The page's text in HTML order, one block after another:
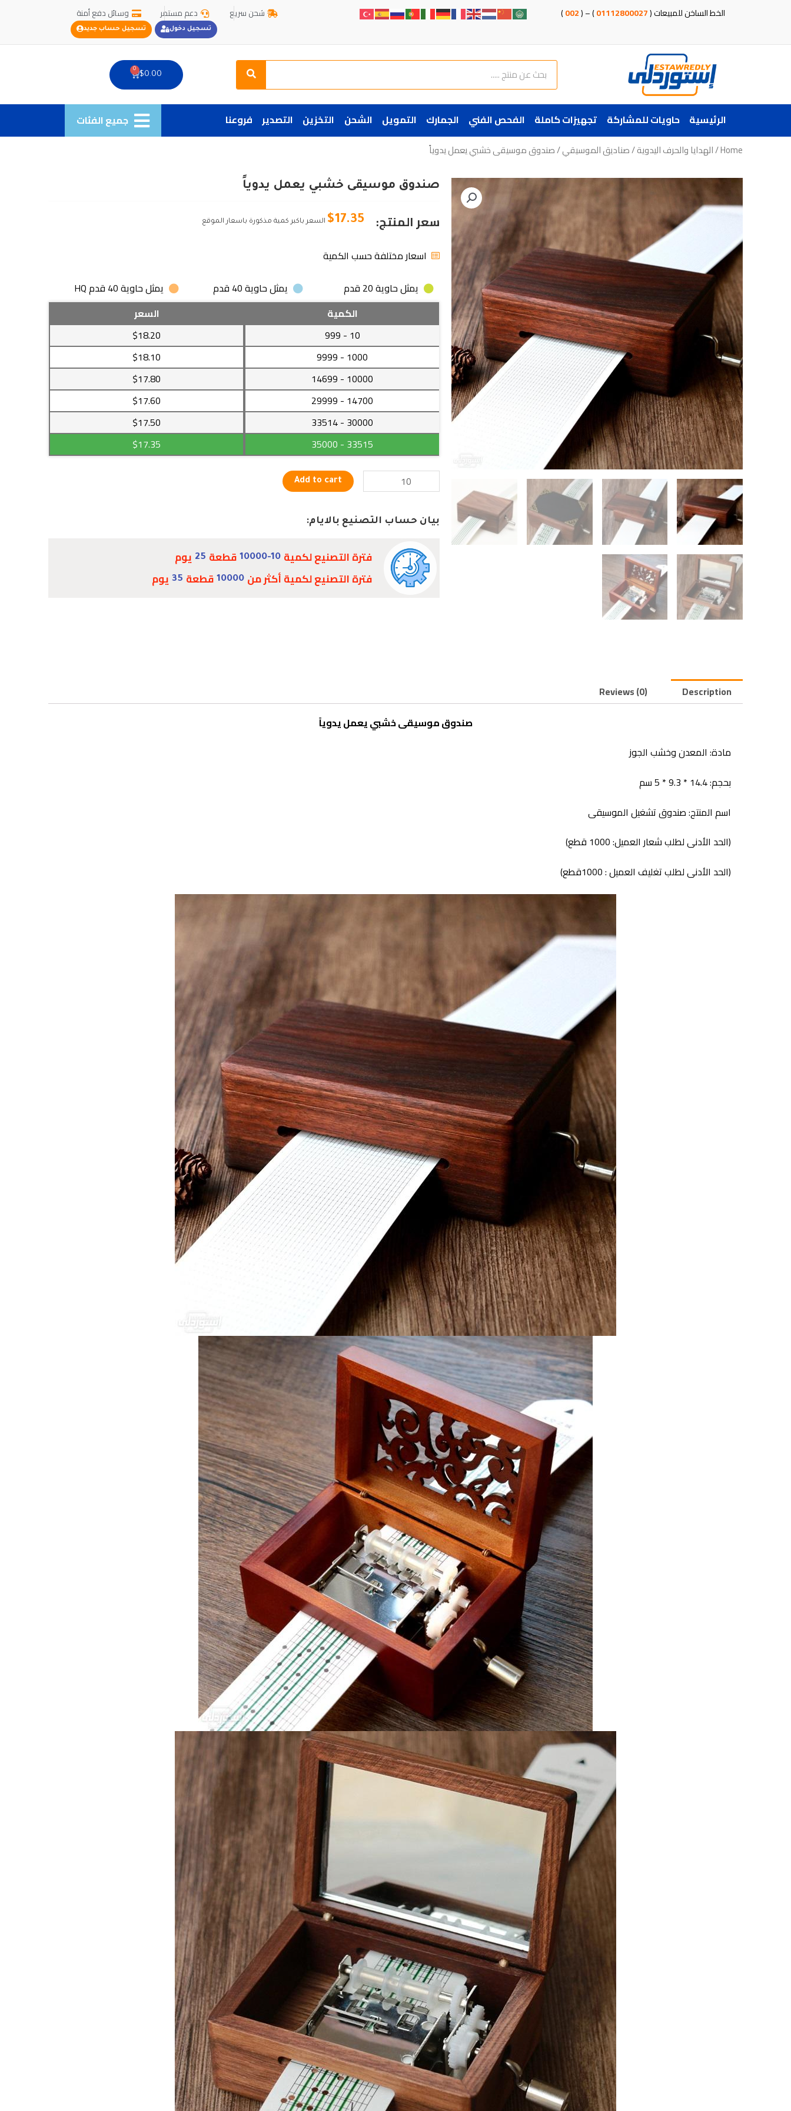
الخط الساخن للمبيعات (01112800027
) – (
002
) شحن سريع دعم مستمر وسائل دفع أمنة
تسجيل دخول تسجيل حساب جديد
Search
Search
$0.00
0
Cart
الرئيسية حاويات للمشاركة تجهيزات كاملة الفحص الفني الجمارك التمويل الشحن التخزين التصدير فروعنا جميع الفئات
Home
/الهدايا والحرف اليدوية/صناديق الموسيقي/ صندوق موسيقى خشبي يعمل يدوياً
صندوق موسيقى خشبي يعمل يدوياً
سعر المنتج: $17.35 السعر باكبر كمية مذكورة باسعار الموقع
اسعار مختلفة حسب الكمية
يمثل حاوية 20 قدم
يمثل حاوية 40 قدم
يمثل حاوية 40 قدم HQ
الكمية
السعر
10
- 999
$18.20
1000
- 9999
$18.10
10000
- 14699
$17.80
14700
- 29999
$17.60
30000
- 33514
$17.50
33515
- 35000
$17.35
صندوق
موسيقى
يعمل
يدوياً
Add to cart
بيان حساب التصنيع بالايام:
فترة التصنيع لكمية 10000-10 قطعة 25 يوم
فترة التصنيع لكمية أكثر من 10000 قطعة 35 يوم
Description
Reviews (0)
صندوق موسيقى خشبي يعمل يدوياً
مادة: المعدن وخشب الجوز
بحجم: 14.4 * 9.3 * 5 سم
اسم المنتج: صندوق تشغيل الموسيقى
(الحد الأدنى لطلب شعار العميل: 1000 قطع)
(الحد الأدنى لطلب تغليف العميل : 1000قطع)